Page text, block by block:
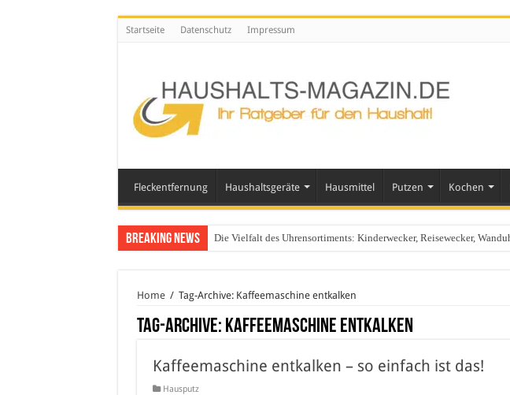
Startseite Datenschutz Impressum
Fleckentfernung Haushaltsgeräte Hausmittel Putzen Kochen
Breaking News Die Vielfalt des Uhrensortiments: Kinderwecker, Reisewecker,
Home / Tag-Archive: Kaffeemaschine entkalken
Tag-Archive: Kaffeemaschine entkalken
Kaffeemaschine entkalken – so einfach ist das!
Hausputz